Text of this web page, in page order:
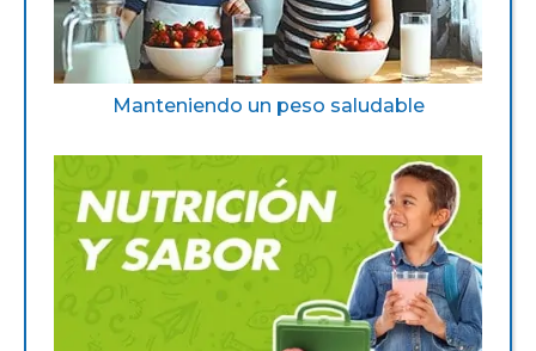
Manteniendo un peso saludable